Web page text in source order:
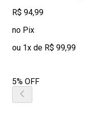
R$ 94,99
no Pix
ou 1x de R$ 99,99
5% OFF